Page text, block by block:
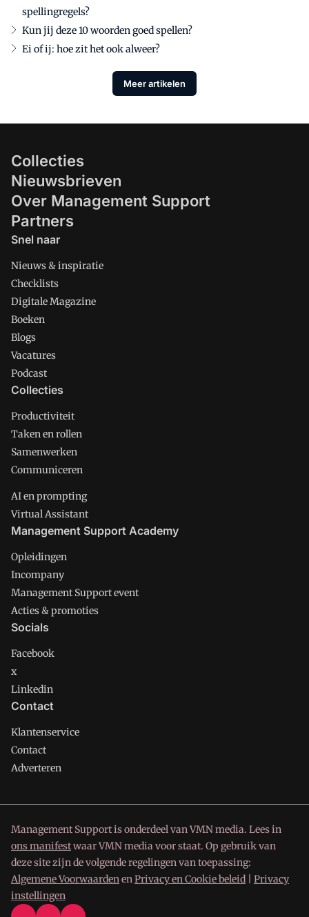
spellingregels?
Kun jij deze 10 woorden goed spellen?
Ei of ij: hoe zit het ook alweer?
Meer artikelen
Collecties
Nieuwsbrieven
Over Management Support
Partners
Snel naar
Nieuws & inspiratie
Checklists
Digitale Magazine
Boeken
Blogs
Vacatures
Podcast
Collecties
Productiviteit
Taken en rollen
Samenwerken
Communiceren
AI en prompting
Virtual Assistant
Management Support Academy
Opleidingen
Incompany
Management Support event
Acties & promoties
Socials
Facebook
x
Linkedin
Contact
Klantenservice
Contact
Adverteren
Management Support is onderdeel van VMN media. Lees in
ons manifestwaar VMN media voor staat. Op gebruik van
deze site zijn de volgende regelingen van toepassing:
Algemene VoorwaardenenPrivacy en Cookie beleid
Privacy
instellingen